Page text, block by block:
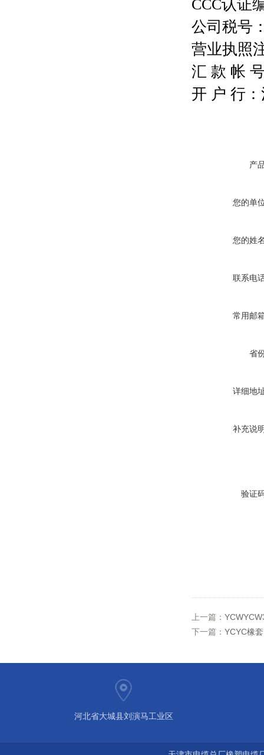
CCC认证
公司税号
营业执照
汇 款 帐
开 户 行
产
您的单
您的姓
联系电
常用邮
省
详细地
补充说
验证
上一篇：
下一篇： YCYC橡
河北省大城县刘演马工业区